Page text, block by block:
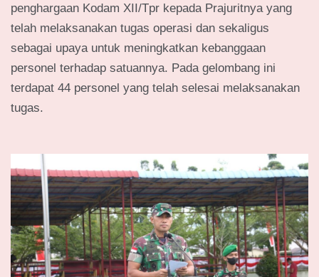
penghargaan Kodam XII/Tpr kepada Prajuritnya yang
telah melaksanakan tugas operasi dan sekaligus
sebagai upaya untuk meningkatkan kebanggaan
personel terhadap satuannya. Pada gelombang ini
terdapat 44 personel yang telah selesai melaksanakan
tugas.